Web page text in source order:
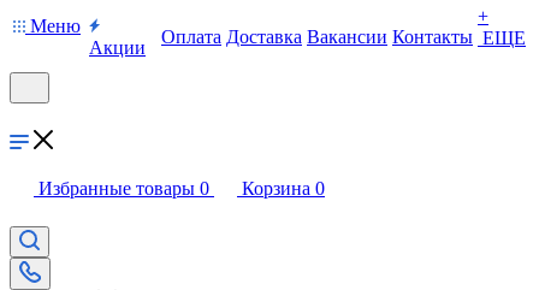
Меню
Акции
Оплата Доставка Вакансии Контакты
+
ЕЩЕ
Избранные товары 0 Корзина 0